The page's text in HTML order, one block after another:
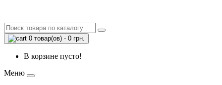
0 товар(ов) - 0 грн.
В корзине пусто!
Меню